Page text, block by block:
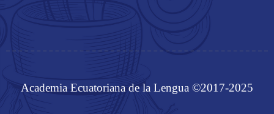
Academia Ecuatoriana de la Lengua ©2017-2025